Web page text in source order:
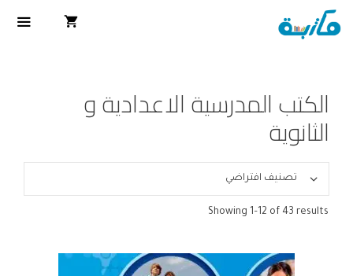
الكتب المدرسية الاعدادية و
الثانوية
Showing 1–12 of 43 results